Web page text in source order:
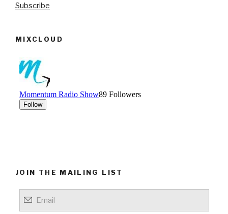
Subscribe
MIXCLOUD
JOIN THE MAILING LIST